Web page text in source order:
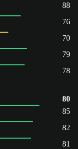
88
76
70
79
78
80
85
82
81